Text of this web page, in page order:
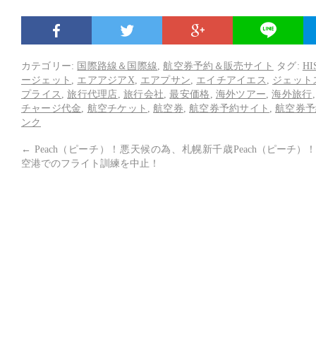
カテゴリー: 国際路線＆国際線 ,航空券予約＆販売サイト タグ:
ージェット
エアアジアX エアプサン エイチアイエス
ジェット
プライス
,旅行代理店 ,旅行会社 ,最安価格 海外ツアー ,海外旅行
チャージ代金
航空チケット ,航空券 ,航空券予約サイト ,航空券
ンク
← Peach（ピーチ）！悪天候の為、札幌新千歳
空港でのフライト訓練を中止！
Peach（ピーチ）